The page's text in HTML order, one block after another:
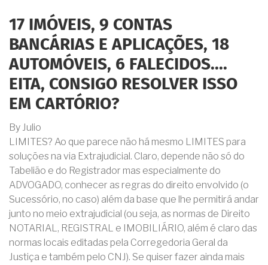
MENORES
DE
IDADE.
ESSE
INVENTÁRIO
PODE
SER
RESOLVIDO
PELA
17 IMÓVEIS, 9 CONTAS
BANCÁRIAS E APLICAÇÕES, 18
AUTOMÓVEIS, 6 FALECIDOS....
EITA, CONSIGO RESOLVER ISSO
EM CARTÓRIO?
By Julio
LIMITES? Ao que parece não há mesmo LIMITES para
soluções na via Extrajudicial. Claro, depende não só do
Tabelião e do Registrador mas especialmente do
ADVOGADO, conhecer as regras do direito envolvido (o
Sucessório, no caso) além da base que lhe permitirá andar
junto no meio extrajudicial (ou seja, as normas de Direito
NOTARIAL, REGISTRAL e IMOBILIÁRIO, além é claro das
normas locais editadas pela Corregedoria Geral da
Justiça e também pelo CNJ). Se quiser fazer ainda mais